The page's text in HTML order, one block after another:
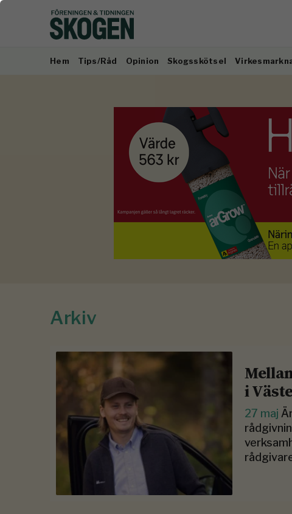
Hem Tips/Råd Opinion Skogsskötsel
Arkiv
i
27 maj